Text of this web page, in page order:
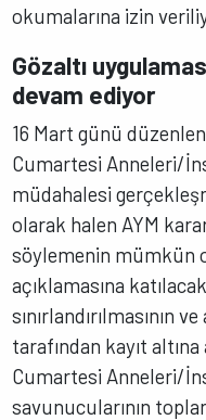
okumalarına izin
Gözaltı
devam ediyor
16 Mart günü
Cumartesi Anneleri/
müdahalesi
olarak halen AYM
söylemenin mümkün
açıklamasına
sınırlandırılmasının
tarafından kayıt
Cumartesi Anneleri/
savunucularının